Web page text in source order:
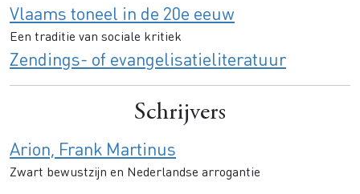
Vlaams toneel in de 20e eeuw
Een traditie van sociale kritiek
Zendings- of evangelisatieliteratuur
Schrijvers
Arion, Frank Martinus
Zwart bewustzijn en Nederlandse arrogantie